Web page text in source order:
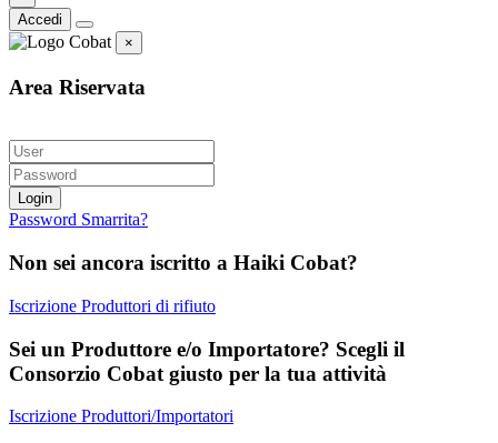
Accedi
×
Area Riservata
Login
Password Smarrita?
Non sei ancora iscritto a Haiki Cobat?
Iscrizione Produttori di rifiuto
Sei un Produttore e/o Importatore? Scegli il
Consorzio Cobat giusto per la tua attività
Iscrizione Produttori/Importatori